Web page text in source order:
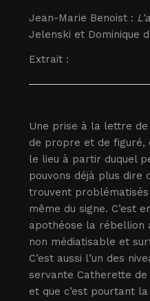
Jean-Marie Benoist :
Jelenski et Dominique
Extrait :
Une prise à la lettre
de propre et de figuré,
le lieu à partir duquel
pouvons déjà plus dire
trouvent problématisés
même du signe. C’est
apothéose la rébellion
non médiatisable et
C’est aussi l’un des
servante Catherette de
et que c’est pourtant